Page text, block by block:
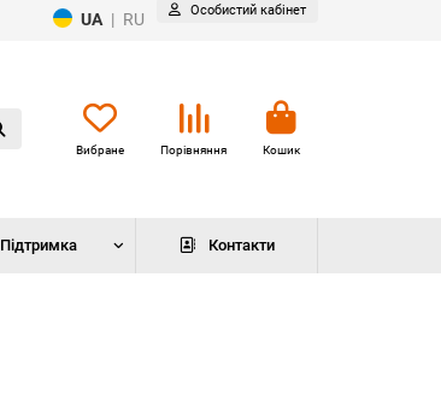
UA | RU Особистий кабінет
Вибране Порівняння Кошик
Підтримка Контакти